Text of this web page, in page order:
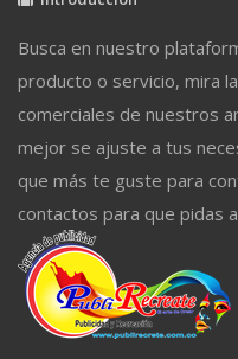
Busca en nuestro
producto o servicio, mira
comerciales de nuestros
mejor se ajuste a tus
que más te guste para
contactos para que pidas